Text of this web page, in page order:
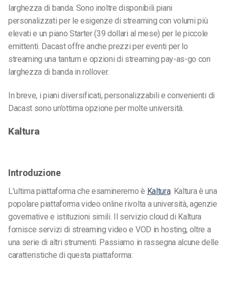
larghezza di banda. Sono inoltre disponibili piani
personalizzati per le esigenze di streaming con volumi più
elevati e un piano Starter (39 dollari al mese) per le piccole
emittenti. Dacast offre anche prezzi per eventi per lo
streaming una tantum e opzioni di streaming pay-as-go con
larghezza di banda in rollover.
In breve, i piani diversificati, personalizzabili e convenienti di
Dacast sono un’ottima opzione per molte università.
Kaltura
Introduzione
L’ultima piattaforma che esamineremo è Kaltura. Kaltura è una
popolare piattaforma video online rivolta a università, agenzie
governative e istituzioni simili. Il servizio cloud di Kaltura
fornisce servizi di streaming video e VOD in hosting, oltre a
una serie di altri strumenti. Passiamo in rassegna alcune delle
caratteristiche di questa piattaforma: